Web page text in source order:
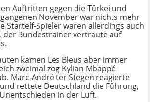
Auftritten gegen die Türkei und
November war nichts mehr
Startelf-Spieler waren allerdings auch
der Bundestrainer vertraute auf
kamen Les Bleus aber immer
zweimal zog Kylian Mbappé
Marc-André ter Stegen reagierte
rettete Deutschland die Führung,
in der Luft.